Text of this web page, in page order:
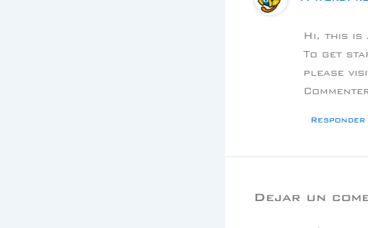
Hi, this is
To get
please
Responder
Dejar un